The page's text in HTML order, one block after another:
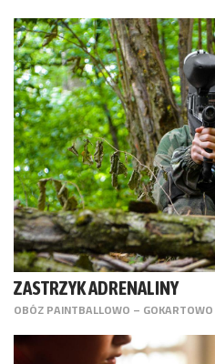
ZASTRZYK ADRENALINY
OBÓZ PAINTBALLOWO –